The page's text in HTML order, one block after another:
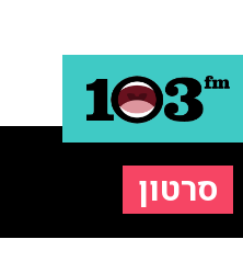
סרטון